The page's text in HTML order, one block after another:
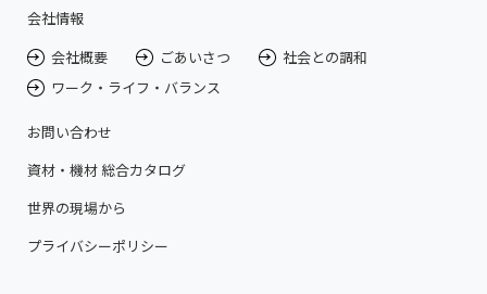
会社情報
会社概要
ごあいさつ
社会との調和
ワーク・ライフ・バランス
お問い合わせ
資材・機材 総合カタログ
世界の現場から
プライバシーポリシー